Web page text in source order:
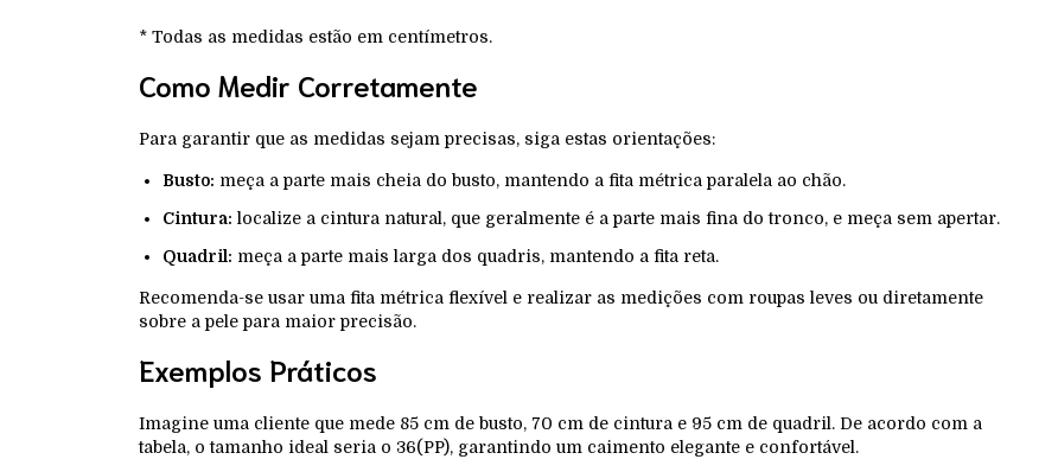
* Todas as medidas estão em centímetros.
Como Medir Corretamente
Para garantir que as medidas sejam precisas, siga estas orientações:
Busto: meça a parte mais cheia do busto, mantendo a fita métrica paralela ao chão.
Cintura: localize a cintura natural, que geralmente é a parte mais fina do tronco, e meça sem apertar.
Quadril: meça a parte mais larga dos quadris, mantendo a fita reta.
Recomenda-se usar uma fita métrica flexível e realizar as medições com roupas leves ou diretamente
sobre a pele para maior precisão.
Exemplos Práticos
Imagine uma cliente que mede 85 cm de busto, 70 cm de cintura e 95 cm de quadril. De acordo com a
tabela, o tamanho ideal seria o 36(PP), garantindo um caimento elegante e confortável.